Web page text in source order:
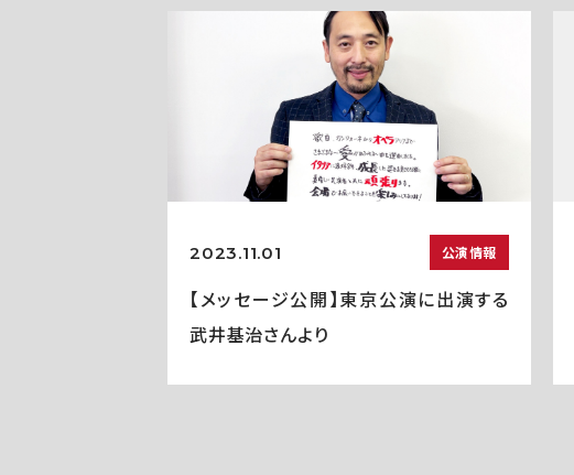
2023.11.01 公演情報
【メッセージ公開】東京公演に出演する
武井基治さんより